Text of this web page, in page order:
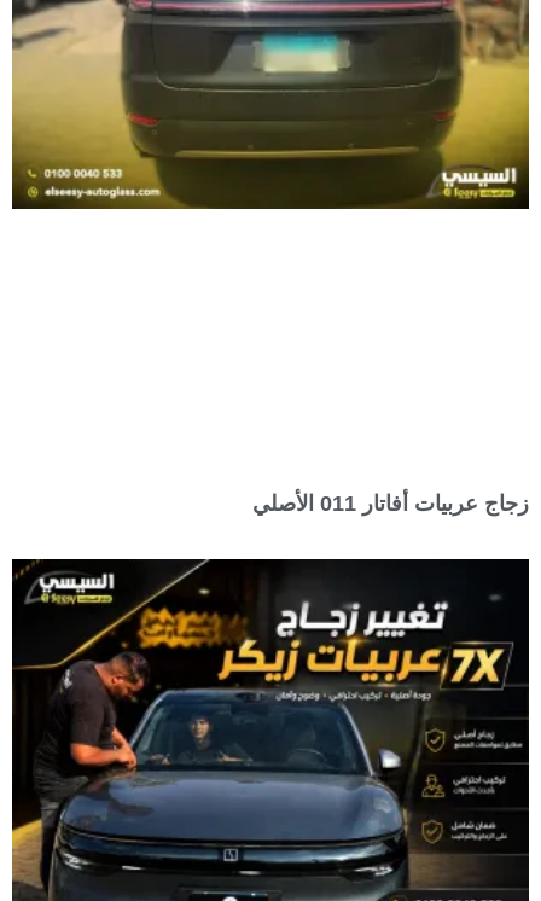
زجاج عربيات أفاتار 011 الأصلي